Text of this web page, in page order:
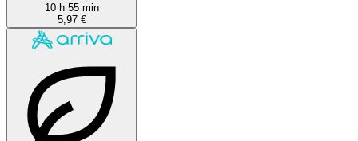
10 h 55 min
5,97 €